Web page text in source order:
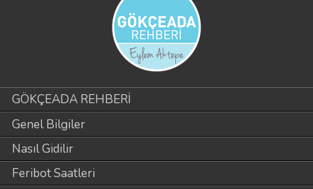
GÖKÇEADA REHBERİ
Genel Bilgiler
Nasıl Gidilir
Feribot Saatleri